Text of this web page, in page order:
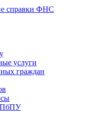
справки ФНС
услуги
граждан